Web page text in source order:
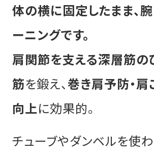
体の横に固定したまま、
ーニングです。
肩関節を支える深層筋の
筋を鍛え、巻き肩予防・
向上に効果的。
チューブやダンベルを使